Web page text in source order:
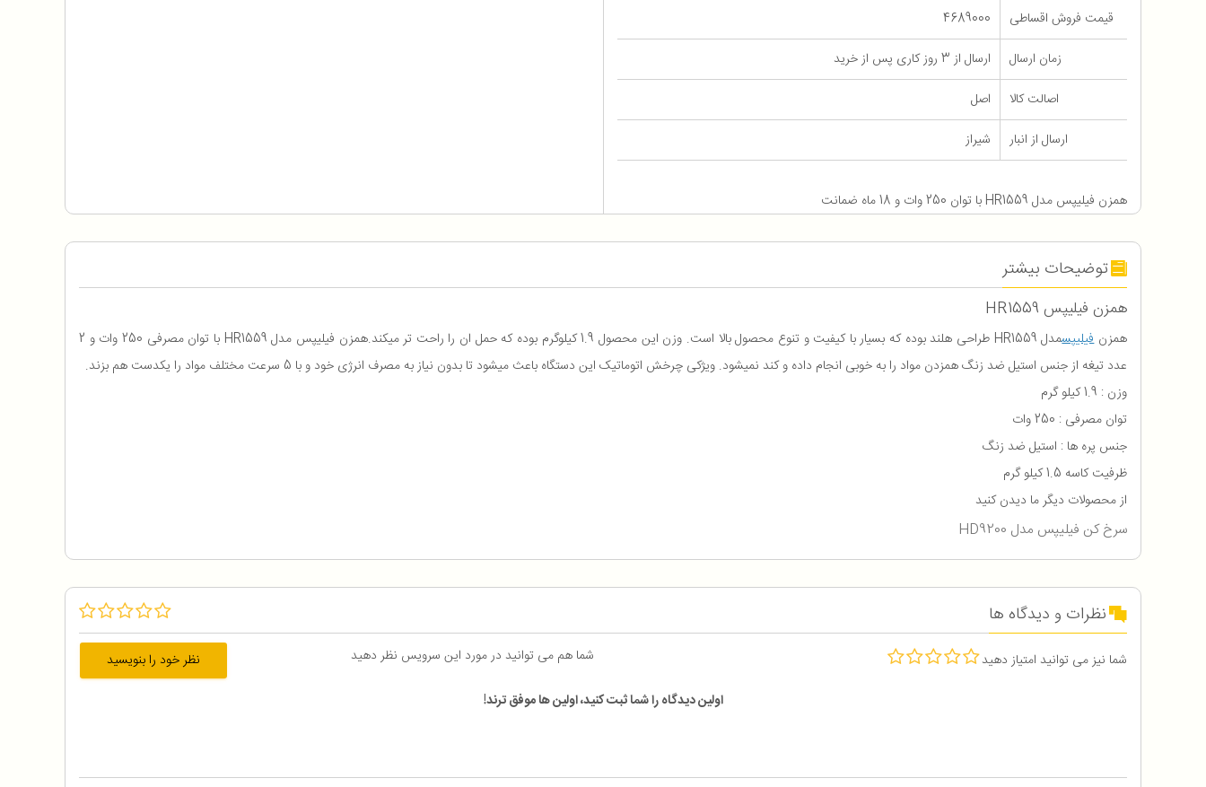
قیمت فروش اقساطی
4689000
زمان ارسال
ارسال از 3 روز کاری پس از خرید
اصالت کالا
اصل
ارسال از انبار
شیراز
همزن فیلیپس مدل HR1559 با توان 250 وات و 18 ماه ضمانت
توضیحات بیشتر
همزن فیلیپس HR1559
همزنفیلیپس
مدل HR1559 طراحی هلند بوده که بسیار با کیفیت و تنوع محصول بالا است. وزن این محصول 1.9 کیلوگرم بوده که حمل ان را راحت تر میکند.همزن فیلیپس مدل HR1559 با توان مصرفی 250 وات و 2
عدد تیغه از جنس استیل ضد زنگ همزدن مواد را به خوبی انجام داده و کند نمیشود. ویژکی چرخش اتوماتیک این دستگاه باعث میشود تا بدون نیاز به مصرف انرژی خود و با 5 سرعت مختلف مواد را یکدست هم بزند.
وزن : 1.9 کیلو گرم
توان مصرفی : 250 وات
جنس پره ها : استیل ضد زنگ
ظرفیت کاسه 1.5 کیلو گرم
از محصولات دیگر ما دیدن کنید
سرخ کن فيليپس مدل HD9200
نظرات و دیدگاه ها
شما نیز می توانید امتیاز دهید شما هم می توانید در مورد این سرویس نظر دهید
نظر خود را بنویسید
اولین دیدگاه را شما ثبت کنید، اولین ها موفق ترند!